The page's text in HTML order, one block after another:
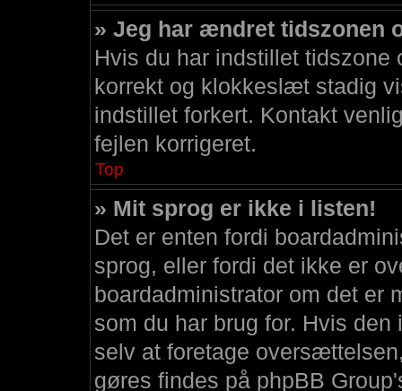
» Jeg har ændret tidszonen
Hvis du har indstillet
korrekt og klokkeslæt stadig
indstillet forkert. Kontakt
fejlen korrigeret.
Top
» Mit sprog er ikke i listen!
Det er enten fordi
sprog, eller fordi det ikke er
boardadministrator om det er
som du har brug for. Hvis
selv at foretage
gøres findes på phpBB